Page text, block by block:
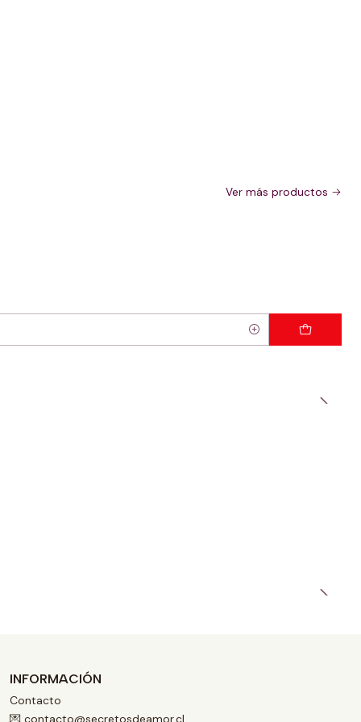
Ver más productos
INFORMACIÓN
Contacto
💌 contacto@secretosdeamor.cl